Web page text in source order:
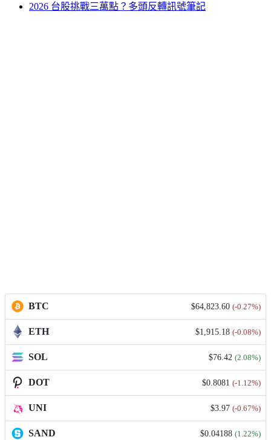
2026 台股挑戰三萬點？多頭反轉訊號筆記
BTC $64,823.60 (-0.27%)
ETH $1,915.18 (-0.08%)
SOL $76.42 (2.08%)
DOT $0.8081 (-1.12%)
UNI $3.97 (-0.67%)
SAND $0.04188 (1.22%)